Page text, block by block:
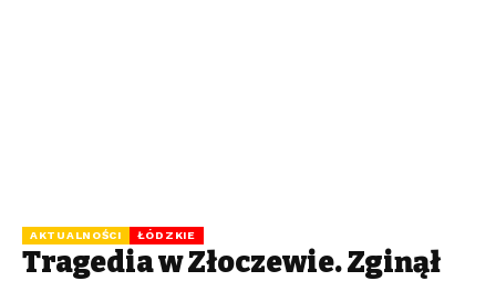
AKTUALNOŚCI ŁÓDZKIE
Tragedia w Złoczewie. Zginął